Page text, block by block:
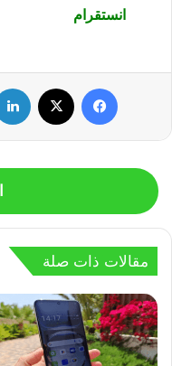
انستقرام
مقالات ذات صلة